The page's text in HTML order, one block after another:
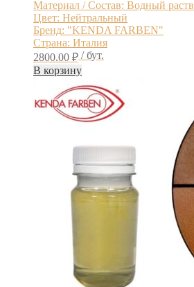
Материал / Состав: Водный
Цвет: Нейтральный
Бренд: "KENDA FARBEN"
Страна: Италия
2800.00 ₽ / бут.
В корзину